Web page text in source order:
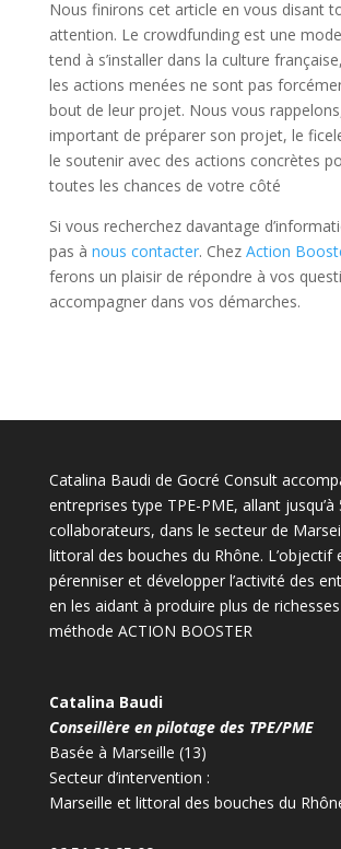
Nous finirons cet article en vous disant
attention. Le crowdfunding est une
tend à s’installer dans la culture
les actions menées ne sont pas
bout de leur projet. Nous vous
important de préparer son projet, le
le soutenir avec des actions concrètes
toutes les chances de votre côté
Si vous recherchez davantage
pas à nous contacter. Chez Action
ferons un plaisir de répondre à vos
accompagner dans vos démarches.
Catalina Baudi de Gocré Consult
entreprises type TPE-PME, allant jusqu’à
collaborateurs, dans le secteur de
littoral des bouches du Rhône. L’objectif
pérenniser et développer l’activité des
en les aidant à produire plus de
méthode ACTION BOOSTER
Catalina Baudi
Conseillère en pilotage des TPE/PME
Basée à Marseille (13)
Secteur d’intervention :
Marseille et littoral des bouches du